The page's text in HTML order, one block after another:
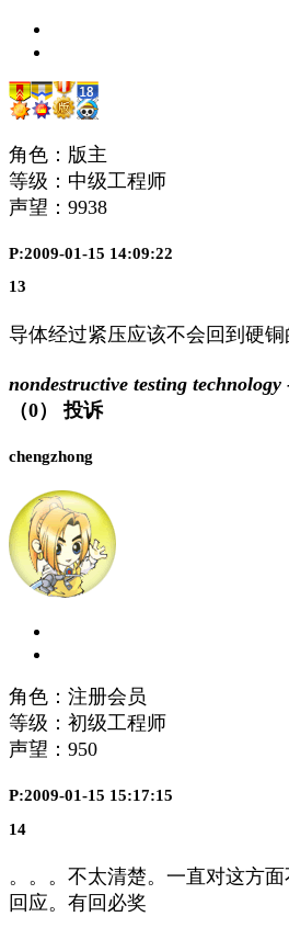
角色：版主
等级：中级工程师
声望： 9938
P:2009-01-15 14:09:22
13
导体经过紧压应该不会回到硬
nondestructive testing
（0）
投诉
chengzhong
角色：注册会员
等级：初级工程师
声望： 950
P:2009-01-15 15:17:15
14
。。。不太清楚。一直对这方
回应。有回必奖